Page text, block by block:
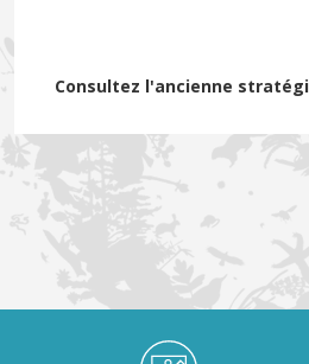
Consultez l'ancienne
Médiathèque Footer